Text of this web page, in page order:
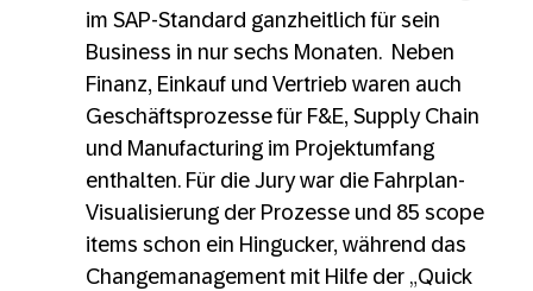
im SAP-Standard ganzheitlich für sein
Business in nur sechs Monaten. Neben
Finanz, Einkauf und Vertrieb waren auch
Geschäftsprozesse für F&E, Supply Chain
und Manufacturing im Projektumfang
enthalten. Für die Jury war die Fahrplan-
Visualisierung der Prozesse und 85 scope
items schon ein Hingucker, während das
Changemanagement mit Hilfe der „Quick